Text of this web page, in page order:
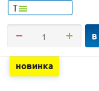
Т
В
новинка